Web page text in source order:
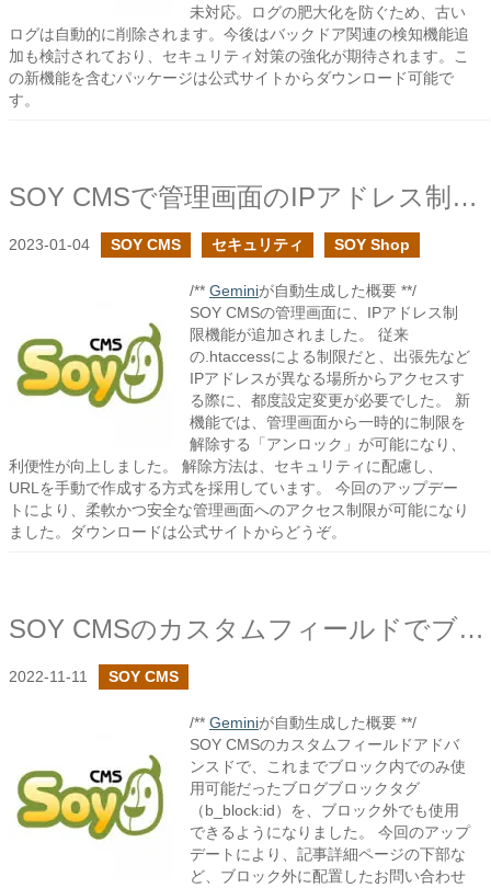
未対応。ログの肥大化を防ぐため、古い
ログは自動的に削除されます。今後はバックドア関連の検知機能追
加も検討されており、セキュリティ対策の強化が期待されます。こ
の新機能を含むパッケージは公式サイトからダウンロード可能で
す。
SOY CMSで管理画面のIPアドレス制限を追加しました
2023-01-04 SOY CMS セキュリティ SOY Shop
/** Geminiが自動生成した概要 **/
SOY CMSの管理画面に、IPアドレス制
限機能が追加されました。 従来
の.htaccessによる制限だと、出張先など
IPアドレスが異なる場所からアクセスす
る際に、都度設定変更が必要でした。 新
機能では、管理画面から一時的に制限を
解除する「アンロック」が可能になり、
利便性が向上しました。 解除方法は、セキュリティに配慮し、
URLを手動で作成する方式を採用しています。 今回のアップデー
トにより、柔軟かつ安全な管理画面へのアクセス制限が可能になり
ました。ダウンロードは公式サイトからどうぞ。
SOY CMSのカスタムフィールドでブロックの外側で使用できるタグの追加設定を追加しました
2022-11-11 SOY CMS
/** Geminiが自動生成した概要 **/
SOY CMSのカスタムフィールドアドバ
ンスドで、これまでブロック内でのみ使
用可能だったブログブロックタグ
（b_block:id）を、ブロック外でも使用
できるようになりました。 今回のアップ
デートにより、記事詳細ページの下部な
ど、ブロック外に配置したお問い合わせ